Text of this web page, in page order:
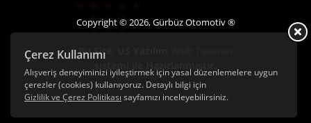
Çerez Kullanımı
Alışveriş deneyiminizi iyileştirmek için yasal düzenlemelere uygun
çerezler (cookies) kullanıyoruz. Detaylı bilgi için
Gizlilik ve Çerez Politikası sayfamızı inceleyebilirsiniz.
Copyright © 2026, Gürbüz Otomotiv ®
Bu Site,